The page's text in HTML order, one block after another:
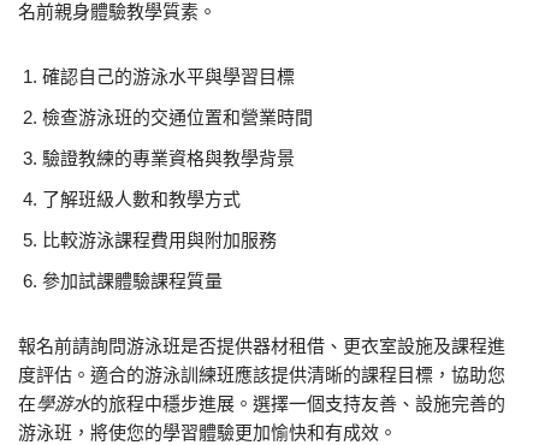
名前親身體驗教學質素。
確認自己的游泳水平與學習目標
檢查游泳班的交通位置和營業時間
驗證教練的專業資格與教學背景
了解班級人數和教學方式
比較游泳課程費用與附加服務
參加試課體驗課程質量
報名前請詢問游泳班是否提供器材租借、更衣室設施及課程進
度評估。適合的游泳訓練班應該提供清晰的課程目標，協助您
在學游水的旅程中穩步進展。選擇一個支持友善、設施完善的
游泳班，將使您的學習體驗更加愉快和有成效。